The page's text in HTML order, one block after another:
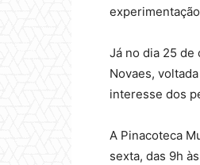
Já no dia 25 de
Novaes,
interesse dos
A Pinacoteca
sexta, das 9h